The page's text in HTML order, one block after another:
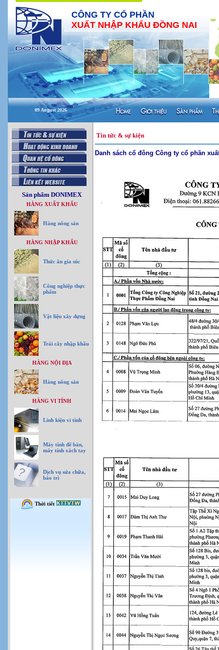
CÔNG TY CỔ PHẦN
XUẤT NHẬP KHẨU ĐỒNG NAI
09 August 2026
Sản phẩm DONIMEX
HÀNG XUẤT KHẨU
Hàng nông sản
HÀNG NHẬP KHẨU
Thức ăn gia súc
Công nghiệp thực
phẩm
Vật liệu xây dựng
Trái cây nhập khẩu
HÀNG NỘI ĐỊA
Hàng nông sản
HÀNG VI TÍNH
Linh kiện vi tính
Máy tính để bàn,
máy tính xách tay
Dịch vụ sửa chữa,
bảo trì
Tin tức & sự kiện
Danh sách cổ đông Công ty cổ phần